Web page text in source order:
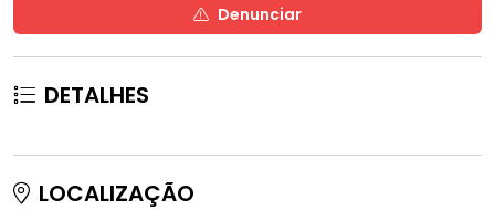
Denunciar
DETALHES
LOCALIZAÇÃO